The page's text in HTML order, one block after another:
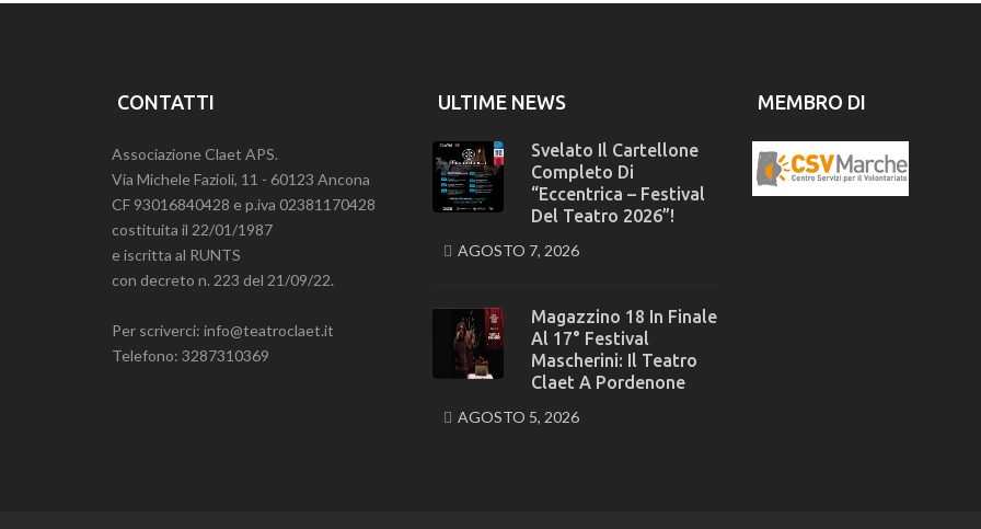
CONTATTI
Associazione Claet APS.
Via Michele Fazioli, 11 - 60123 Ancona
CF 93016840428 e p.iva 02381170428
costituita il 22/01/1987
e iscritta al RUNTS
con decreto n. 223 del 21/09/22.
Per scriverci: info@teatroclaet.it
Telefono: 3287310369
ULTIME NEWS
Svelato Il Cartellone
Completo Di
“Eccentrica – Festival
Del Teatro 2026”!
AGOSTO 7, 2026
Magazzino 18 In Finale
Al 17° Festival
Mascherini: Il Teatro
Claet A Pordenone
AGOSTO 5, 2026
MEMBRO DI